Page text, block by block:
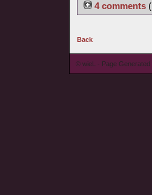
4 comments
Back
© wieL - Page